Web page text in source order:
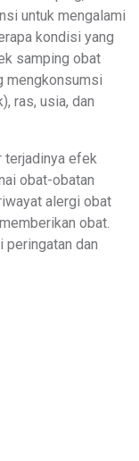
untuk mengalami
kondisi yang
samping obat
mengkonsumsi
ras, usia, dan
terjadinya efek
obat-obatan
alergi obat
obat.
peringatan dan